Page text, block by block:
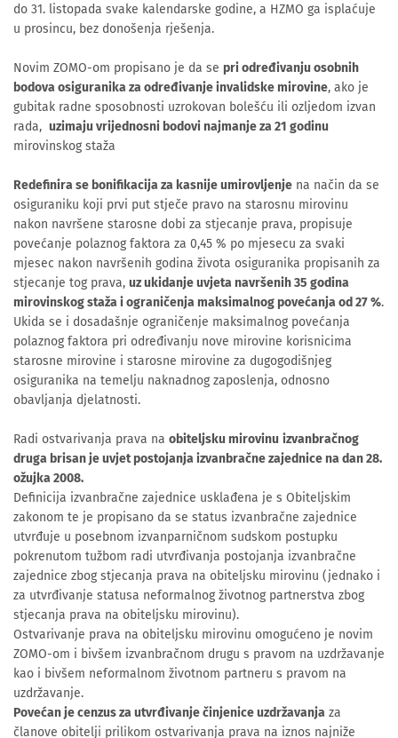
do 31. listopada svake kalendarske godine, a HZMO ga isplaćuje
u prosincu, bez donošenja rješenja.
Novim ZOMO-om propisano je da se pri određivanju osobnih
bodova osiguranika za određivanje invalidske mirovine, ako je
gubitak radne sposobnosti uzrokovan bolešću ili ozljedom izvan
rada, uzimaju vrijednosni bodovi najmanje za 21 godinu
mirovinskog staža
Redefinira se bonifikacija za kasnije umirovljenje na način da se
osiguraniku koji prvi put stječe pravo na starosnu mirovinu
nakon navršene starosne dobi za stjecanje prava, propisuje
povećanje polaznog faktora za 0,45 % po mjesecu za svaki
mjesec nakon navršenih godina života osiguranika propisanih za
stjecanje tog prava, uz ukidanje uvjeta navršenih 35 godina
mirovinskog staža i ograničenja maksimalnog povećanja od 27 %.
Ukida se i dosadašnje ograničenje maksimalnog povećanja
polaznog faktora pri određivanju nove mirovine korisnicima
starosne mirovine i starosne mirovine za dugogodišnjeg
osiguranika na temelju naknadnog zaposlenja, odnosno
obavljanja djelatnosti.
Radi ostvarivanja prava na obiteljsku mirovinu izvanbračnog
druga brisan je uvjet postojanja izvanbračne zajednice na dan 28.
ožujka 2008.
Definicija izvanbračne zajednice usklađena je s Obiteljskim
zakonom te je propisano da se status izvanbračne zajednice
utvrđuje u posebnom izvanparničnom sudskom postupku
pokrenutom tužbom radi utvrđivanja postojanja izvanbračne
zajednice zbog stjecanja prava na obiteljsku mirovinu (jednako i
za utvrđivanje statusa neformalnog životnog partnerstva zbog
stjecanja prava na obiteljsku mirovinu).
Ostvarivanje prava na obiteljsku mirovinu omogućeno je novim
ZOMO-om i bivšem izvanbračnom drugu s pravom na uzdržavanje
kao i bivšem neformalnom životnom partneru s pravom na
uzdržavanje.
Povećan je cenzus za utvrđivanje činjenice uzdržavanja za
članove obitelji prilikom ostvarivanja prava na iznos najniže